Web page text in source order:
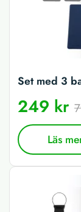
Set med 3
249 kr
Läs